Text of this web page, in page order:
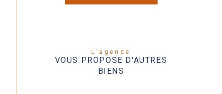
L'agence
VOUS PROPOSE D'AUTRES
BIENS